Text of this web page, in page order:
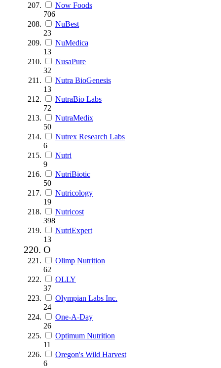
Now Foods
706
NuBest
23
NuMedica
13
NusaPure
32
Nutra BioGenesis
13
NutraBio Labs
72
NutraMedix
50
Nutrex Research Labs
6
Nutri
9
NutriBiotic
50
Nutricology
19
Nutricost
398
NutriExpert
13
O
Olimp Nutrition
62
OLLY
37
Olympian Labs Inc.
24
One-A-Day
26
Optimum Nutrition
11
Oregon's Wild Harvest
6